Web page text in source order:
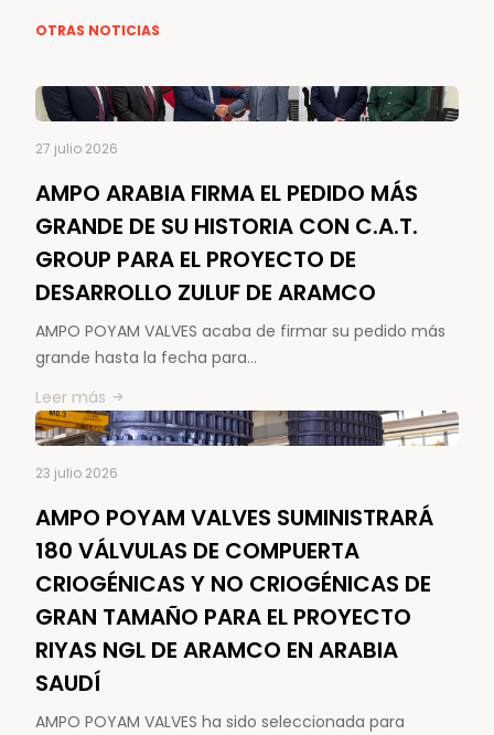
OTRAS NOTICIAS
27 julio 2026
AMPO ARABIA FIRMA EL PEDIDO MÁS
GRANDE DE SU HISTORIA CON C.A.T.
GROUP PARA EL PROYECTO DE
DESARROLLO ZULUF DE ARAMCO
AMPO POYAM VALVES acaba de firmar su pedido más
grande hasta la fecha para…
Leer más
23 julio 2026
AMPO POYAM VALVES SUMINISTRARÁ
180 VÁLVULAS DE COMPUERTA
CRIOGÉNICAS Y NO CRIOGÉNICAS DE
GRAN TAMAÑO PARA EL PROYECTO
RIYAS NGL DE ARAMCO EN ARABIA
SAUDÍ
AMPO POYAM VALVES ha sido seleccionada para